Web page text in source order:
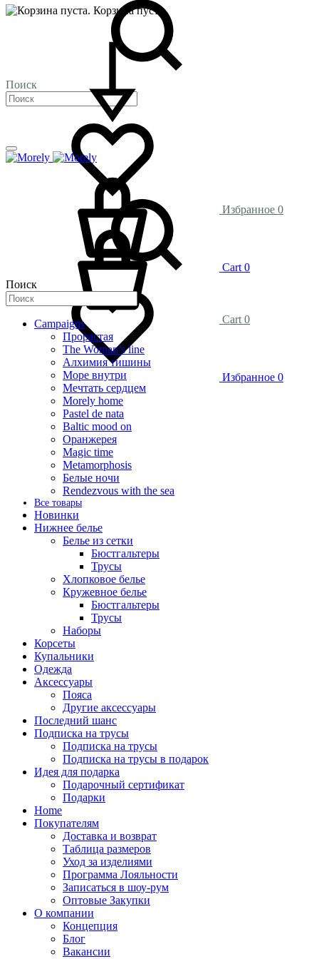
Поиск
Избранное 0
Cart 0
Корзина пуста.
Cart 0
Избранное 0
Поиск
Campaigns
Прорастая
The Woman’s line
Алхимия тишины
Море внутри
Мечтать сердцем
Morely home
Pastel de nata
Baltic mood on
Оранжерея
Magic time
Metamorphosis
Белые ночи
Rendezvous with the sea
Все товары
Новинки
Нижнее белье
Белье из сетки
Бюстгальтеры
Трусы
Хлопковое белье
Кружевное белье
Бюстгальтеры
Трусы
Наборы
Корсеты
Купальники
Одежда
Аксессуары
Пояса
Другие аксессуары
Последний шанс
Подписка на трусы
Подписка на трусы
Подписка на трусы в подарок
Идея для подарка
Подарочный сертификат
Подарки
Home
Покупателям
Доставка и возврат
Таблица размеров
Уход за изделиями
Программа Лояльности
Записаться в шоу-рум
Оптовые Закупки
О компании
Концепция
Блог
Вакансии